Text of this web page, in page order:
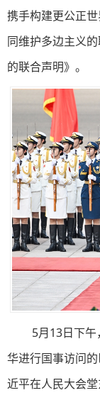
携手构建更公正
同维护多边主义
的联合声明》。
5月13日下
华进行国事访问
近平在人民大会